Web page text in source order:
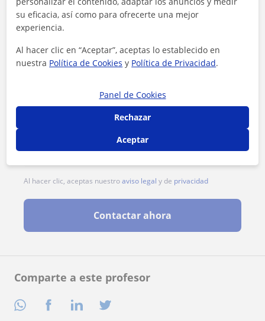
Comparte a este profesor
Al hacer clic, aceptas nuestroaviso legal y de privacidad
Contactar ahora
su eficacia, así como para ofrecerte una mejor
experiencia.
Al hacer clic en “Aceptar”, aceptas lo establecido en
nuestra Política de Cookies y Política de Privacidad.
Panel de Cookies
Rechazar
Aceptar